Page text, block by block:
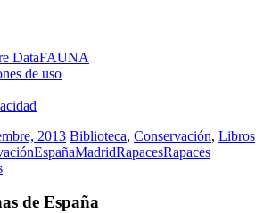
DataFAUNA
de uso
2013 Biblioteca, Conservación, Libros
EspañaMadridRapacesRapaces
de España